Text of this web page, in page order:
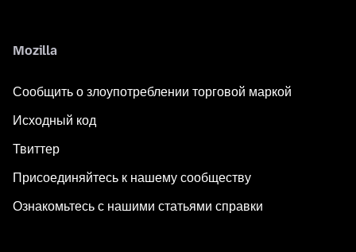
Mozilla
Сообщить о злоупотреблении торговой маркой
Исходный код
Твиттер
Присоединяйтесь к нашему сообществу
Ознакомьтесь с нашими статьями справки